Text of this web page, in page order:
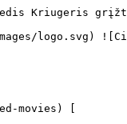
images/socials/messenger_icon.svg) ](https://www.facebook.com/dialog/send?link=https%3A%2F%2Fcinema.lt%2Fnaujienos%2Flegendinis-siaubo-filmu-karalius-fredis-kriugeris-grizta-i-ekranus&redirect_uri=https%3A%2F%2Fcinema.lt%2Fnaujienos%2Flegendinis-siaubo-filmu-karalius-fredis-kriugeris-grizta-i-ekranus)[ ![LinkedIn](https://cinema.lt/images/socials/linkedin_icon.svg) ](https://www.linkedin.com/sharing/share-offsite/?url=https%3A%2F%2Fcinema.lt%2Fnaujienos%2Flegendinis-siaubo-filmu-karalius-fredis-kriugeris-grizta-i-ekranus)  

 [  

   Atgal į sąrašą  ](https://cinema.lt/naujienos) [  Kitas straipsnis   

  ](https://cinema.lt/naujienos/siaures-saliu-kino-klube-i-kino-juosta-perkeltas-zymiausio-fareru-salu-rasytojo-kurinys) 

 Kino teatrai šiuo metu rodo 
-----------------------------

- ![](https://cinema.lt/images/bookmarks/bookmark.svg)   

     [    ![Odisėja filmo online nuotraukos](https://s3.eu-central-1.amazonaws.com/cinema-lt/images/movies/poster/a93801f8df9c7cce1dcb323d1011f2e4/c/bPVSexx9aBZ5QtSB-2xl.webp)  ![imdb](https://cinema.lt/images/ratings/imdb.svg) 8.3 

     ![metacritic](https://cinema.lt/images/ratings/metacritic.svg) 89 

    ###  Odisėja 

    ####  The Odyssey 

     ](https://cinema.lt/filmai/odiseja-2026#movie-title "Odisėja")
- ![](https://cinema.lt/images/bookmarks/bookmark.svg)   

     [    ![Žmogus Voras: Nauja Diena filmo online nuotraukos](https://s3.eu-central-1.amazonaws.com/cinema-lt/images/movies/